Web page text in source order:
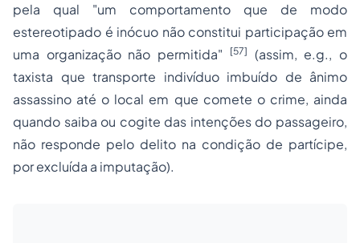
pela qual "um comportamento que de modo
estereotipado é inócuo não constitui participação em
uma organização não permitida"
[57] (assim, e.g., o
taxista que transporte indivíduo imbuído de ânimo
assassino até o local em que comete o crime, ainda
quando saiba ou cogite das intenções do passageiro,
não responde pelo delito na condição de partícipe,
por excluída a imputação).